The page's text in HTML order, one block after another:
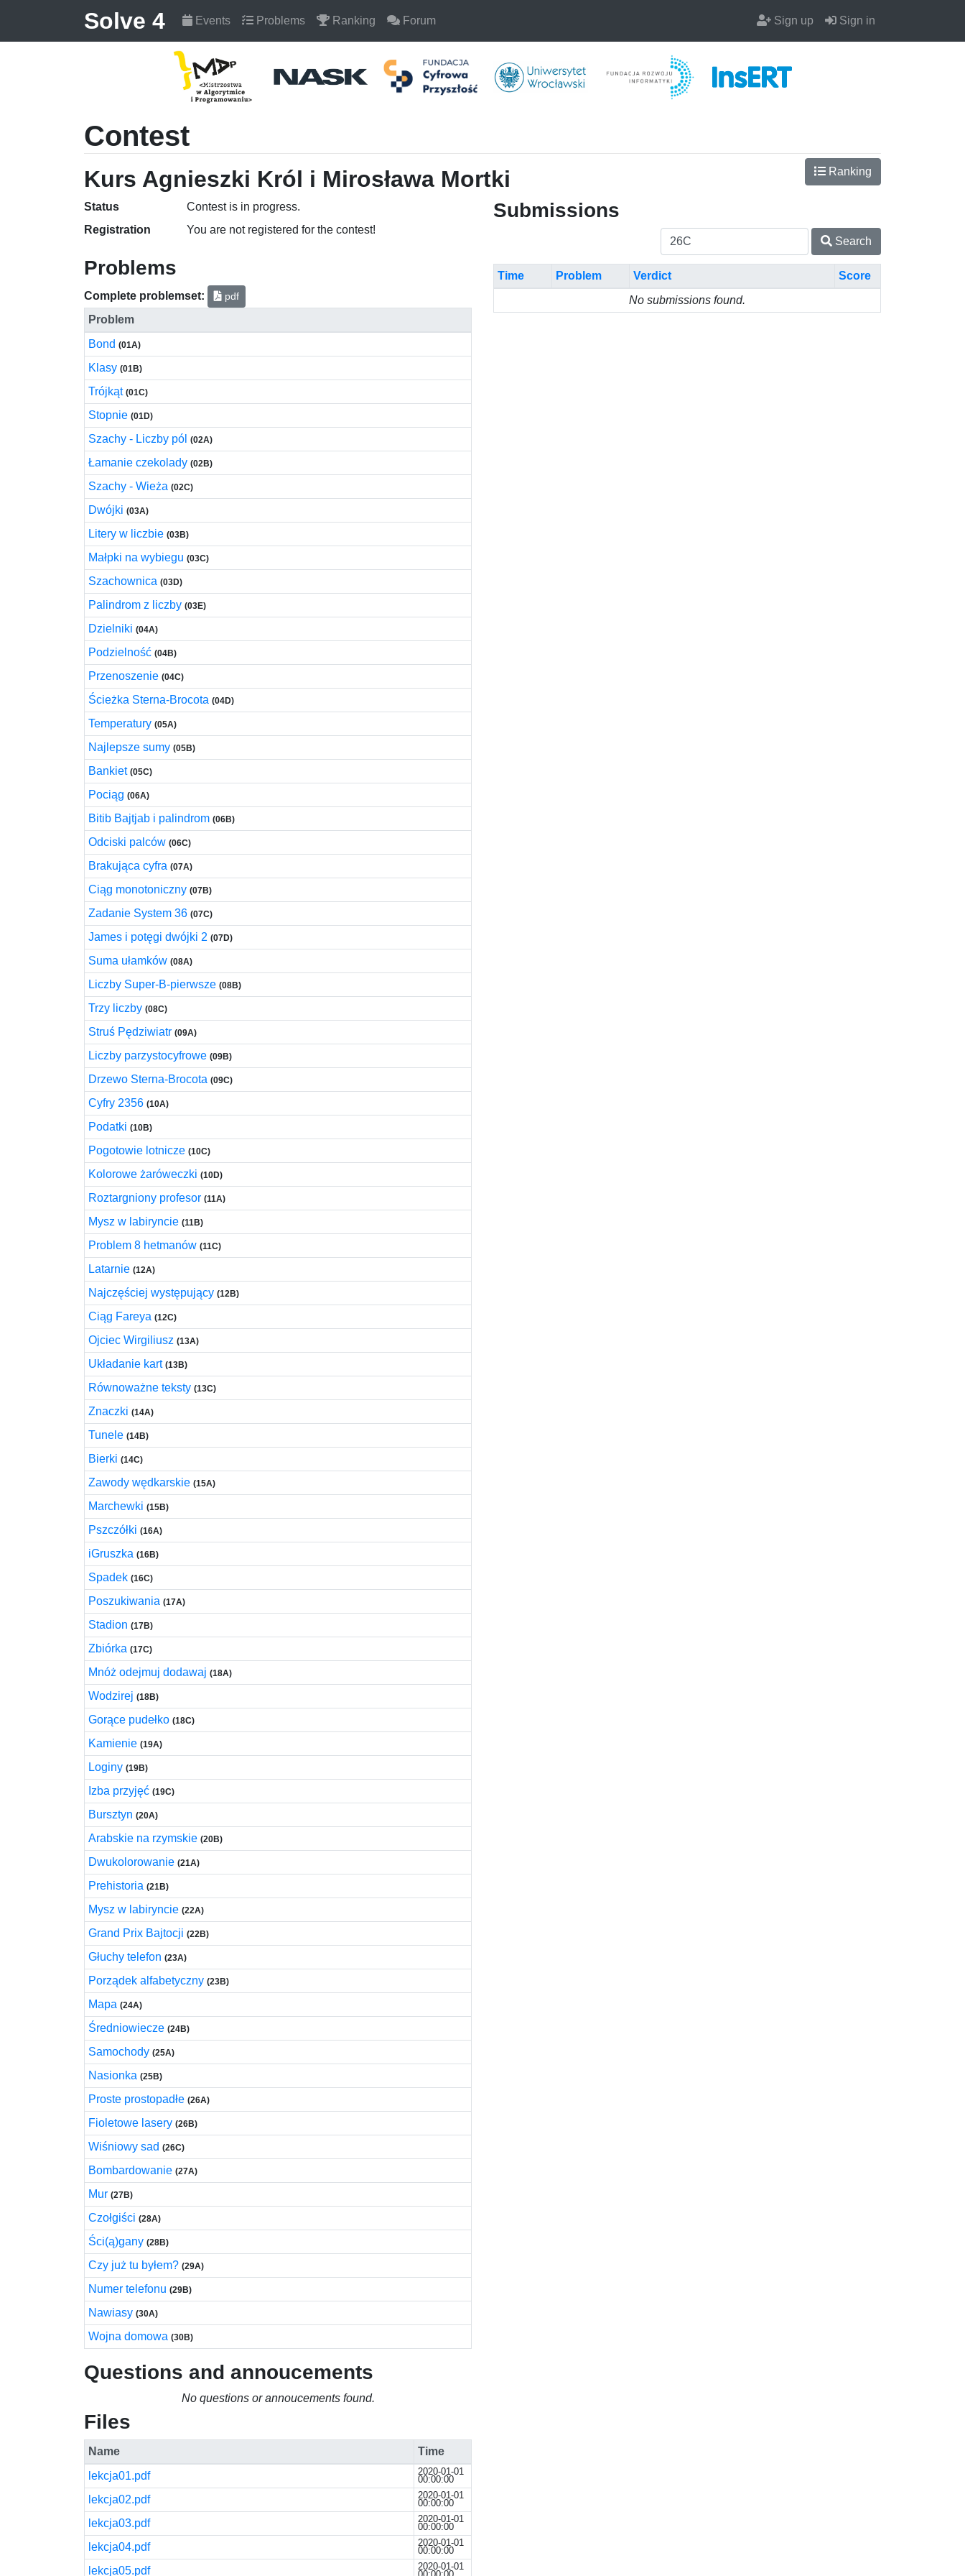
Solve 4 Events Problems Ranking Forum Sign up Sign in
Contest
Kurs Agnieszki Król i Mirosława Mortki Ranking
Status
Contest is in progress.
Registration
You are not registered for the contest!
Problems
Complete problemset: pdf
Problem
Bond (01A)
Klasy (01B)
Trójkąt (01C)
Stopnie (01D)
Szachy - Liczby pól (02A)
Łamanie czekolady (02B)
Szachy - Wieża (02C)
Dwójki (03A)
Litery w liczbie (03B)
Małpki na wybiegu (03C)
Szachownica (03D)
Palindrom z liczby (03E)
Dzielniki (04A)
Podzielność (04B)
Przenoszenie (04C)
Ścieżka Sterna-Brocota (04D)
Temperatury (05A)
Najlepsze sumy (05B)
Bankiet (05C)
Pociąg (06A)
Bitib Bajtjab i palindrom (06B)
Odciski palców (06C)
Brakująca cyfra (07A)
Ciąg monotoniczny (07B)
Zadanie System 36 (07C)
James i potęgi dwójki 2 (07D)
Suma ułamków (08A)
Liczby Super-B-pierwsze (08B)
Trzy liczby (08C)
Struś Pędziwiatr (09A)
Liczby parzystocyfrowe (09B)
Drzewo Sterna-Brocota (09C)
Cyfry 2356 (10A)
Podatki (10B)
Pogotowie lotnicze (10C)
Kolorowe żaróweczki (10D)
Roztargniony profesor (11A)
Mysz w labiryncie (11B)
Problem 8 hetmanów (11C)
Latarnie (12A)
Najczęściej występujący (12B)
Ciąg Fareya (12C)
Ojciec Wirgiliusz (13A)
Układanie kart (13B)
Równoważne teksty (13C)
Znaczki (14A)
Tunele (14B)
Bierki (14C)
Zawody wędkarskie (15A)
Marchewki (15B)
Pszczółki (16A)
iGruszka (16B)
Spadek (16C)
Poszukiwania (17A)
Stadion (17B)
Zbiórka (17C)
Mnóż odejmuj dodawaj (18A)
Wodzirej (18B)
Gorące pudełko (18C)
Kamienie (19A)
Loginy (19B)
Izba przyjęć (19C)
Bursztyn (20A)
Arabskie na rzymskie (20B)
Dwukolorowanie (21A)
Prehistoria (21B)
Mysz w labiryncie (22A)
Grand Prix Bajtocji (22B)
Głuchy telefon (23A)
Porządek alfabetyczny (23B)
Mapa (24A)
Średniowiecze (24B)
Samochody (25A)
Nasionka (25B)
Proste prostopadłe (26A)
Fioletowe lasery (26B)
Wiśniowy sad (26C)
Bombardowanie (27A)
Mur (27B)
Czołgiści (28A)
Ści(ą)gany (28B)
Czy już tu byłem? (29A)
Numer telefonu (29B)
Nawiasy (30A)
Wojna domowa (30B)
Questions and annoucements
No questions or annoucements found.
Files
Name
Time
lekcja01.pdf
2020-01-01
00:00:00
lekcja02.pdf 2020-01-01
00:00:00
lekcja03.pdf 2020-01-01
00:00:00
lekcja04.pdf 2020-01-01
00:00:00
lekcja05.pdf 2020-01-01
Submissions
Search
Time Problem Verdict
Score
No submissions found.